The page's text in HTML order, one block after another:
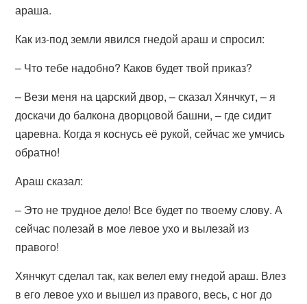
араша.
Как из-под земли явился гнедой араш и спросил:
– Что тебе надобно? Каков будет твой приказ?
– Вези меня на царский двор, – сказал Хянчкут, – я
доскачи до балкона дворцовой башни, – где сидит
царевна. Когда я коснусь её рукой, сейчас же умчись
обратно!
Араш сказал:
– Это не трудное дело! Все будет по твоему слову. А
сейчас полезай в мое левое ухо и вылезай из
правого!
Хянчкут сделал так, как велел ему гнедой араш. Влез
в его левое ухо и вышел из правого, весь, с ног до